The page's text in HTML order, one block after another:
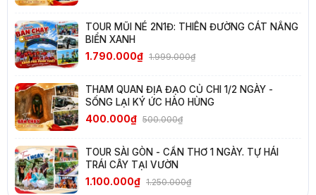
TOUR MŨI NÉ 2N1Đ: THIÊN ĐƯỜNG CÁT NẮNG
BIỂN XANH
1.790.000₫ 1.999.000₫
THAM QUAN ĐỊA ĐẠO CỦ CHI 1/2 NGÀY -
SỐNG LẠI KÝ ỨC HÀO HÙNG
400.000₫ 500.000₫
TOUR SÀI GÒN - CẦN THƠ 1 NGÀY. TỰ HÁI
TRÁI CÂY TẠI VƯỜN
1.100.000₫ 1.250.000₫